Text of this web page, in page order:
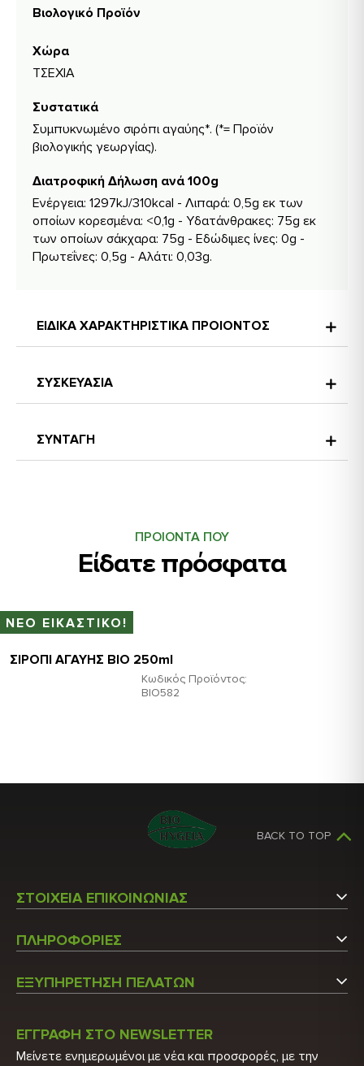
Βιολογικό Προϊόν
Χώρα
ΤΣΕΧΙΑ
Συστατικά
Συμπυκνωμένο σιρόπι αγαύης*. (*= Προϊόν
βιολογικής γεωργίας).
Διατροφική Δήλωση ανά 100g
Ενέργεια: 1297kJ/310kcal - Λιπαρά: 0,5g εκ των
οποίων κορεσμένα: <0,1g - Υδατάνθρακες: 75g εκ
των οποίων σάκχαρα: 75g - Εδώδιμες ίνες: 0g -
Πρωτεΐνες: 0,5g - Αλάτι: 0,03g.
ΣΥΝΤΑΓΗ
ΕΙΔΙΚΑ ΧΑΡΑΚΤΗΡΙΣΤΙΚΑ ΠΡΟΙΟΝΤΟΣ
ΣΥΣΚΕΥΑΣΙΑ
ΠΡΟΙΟΝΤΑ ΠΟΥ
Είδατε πρόσφατα
ΝΕΟ ΕΙΚΑΣΤΙΚΟ!
Κωδικός Προϊόντος:
ΒΙΟ582
ΣΙΡΟΠΙ ΑΓΑΥΗΣ ΒΙΟ 250ml
BACK TO TOP
ΣΤΟΙΧΕΙΑ ΕΠΙΚΟΙΝΩΝΙΑΣ
Άγιος Στέφανος Αττικής
Τ.Κ.: 14565
Τ: 210 2848522
E: info@biohygeia.gr
ΠΛΗΡΟΦΟΡΙΕΣ
Κατάλογος
ΕΞΥΠΗΡΕΤΗΣΗ ΠΕΛΑΤΩΝ
ΕΓΓΡΑΦΗ ΣΤΟ NEWSLETTER
Μείνετε ενημερωμένοι με νέα και προσφορές, με την